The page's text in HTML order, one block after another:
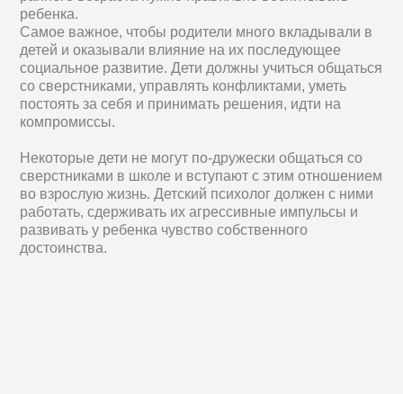
ребенка.
Самое важное, чтобы родители много вкладывали в
детей и оказывали влияние на их последующее
социальное развитие. Дети должны учиться общаться
со сверстниками, управлять конфликтами, уметь
постоять за себя и принимать решения, идти на
компромиссы.
Некоторые дети не могут по-дружески общаться со
сверстниками в школе и вступают с этим отношением
во взрослую жизнь. Детский психолог должен с ними
работать, сдерживать их агрессивные импульсы и
развивать у ребенка чувство собственного
достоинства.